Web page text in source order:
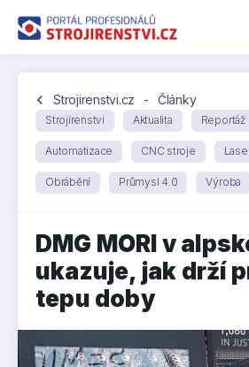
chevron_left Strojirenstvi.cz - Články
Strojírenství Aktualita Reportáž
Automatizace CNC stroje
Obrábění Průmysl 4.0 Výroba
DMG MORI v
ukazuje, jak drží
tepu doby